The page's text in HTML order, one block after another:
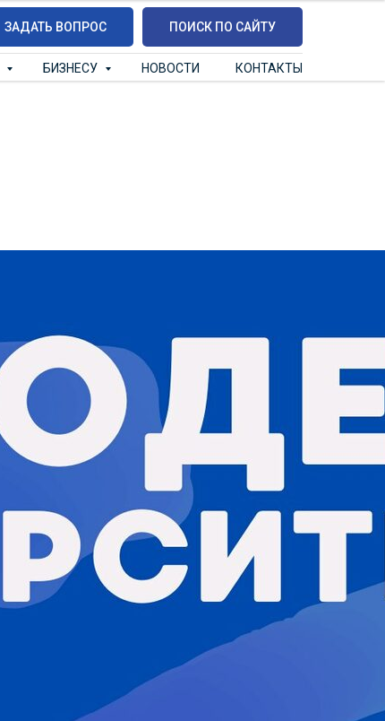
ЗАДАТЬ ВОПРОС ПОИСК ПО САЙТУ
БИЗНЕСУ НОВОСТИ КОНТАКТЫ